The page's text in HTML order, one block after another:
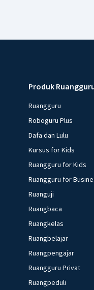
Produk
Ruangguru
Roboguru Plus
Dafa dan Lulu
Kursus for Kids
Ruangguru for Kids
Ruangguru for
Ruanguji
Ruangbaca
Ruangkelas
Ruangbelajar
Ruangpengajar
Ruangguru Privat
Ruangpeduli